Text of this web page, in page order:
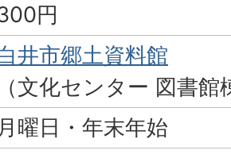
円
井市郷土資料館
（文化センター 図書館
月曜日・年末年始